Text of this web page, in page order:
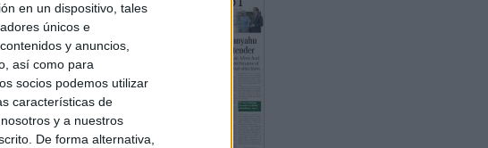
en un dispositivo, tales
únicos e
y anuncios,
así como para
socios podemos utilizar
características de
y a nuestros
De forma alternativa,